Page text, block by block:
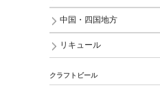
中国・四国地方
リキュール
クラフトビール